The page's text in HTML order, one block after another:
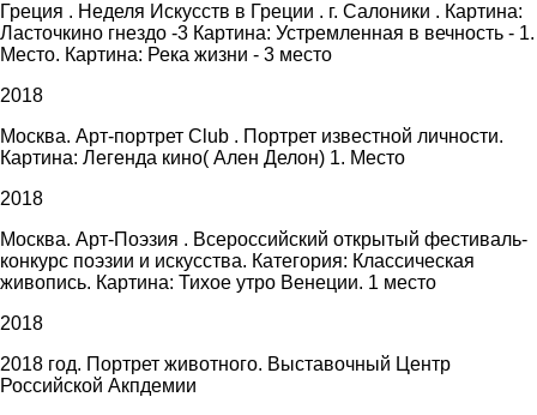
Греция . Неделя Искусств в Греции . г. Салоники . Картина:
Ласточкино гнездо -3 Картина: Устремленная в вечность - 1.
Место. Картина: Река жизни - 3 место
2018
Москва. Арт-портрет Club . Портрет известной личности.
Картина: Легенда кино( Ален Делон) 1. Место
2018
Москва. Арт-Поэзия . Всероссийский открытый фестиваль-
конкурс поэзии и искусства. Категория: Классическая
живопись. Картина: Тихое утро Венеции. 1 место
2018
2018 год. Портрет животного. Выставочный Центр
Российской Акпдемии